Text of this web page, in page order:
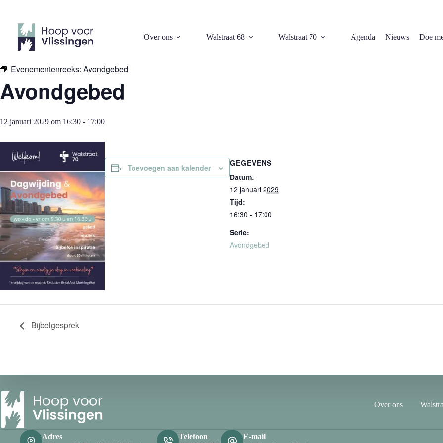
inhoud
Over ons Walstraat 68 Walstraat 70 Agenda Nieuws Doe
« Alle Evenementen
Evenementenreeks: Avondgebed
Avondgebed
12 januari 2029 om 16:30 - 17:00
Toevoegen aan kalender
GEGEVENS
Datum:
12 januari 2029
Tijd:
16:30 - 17:00
Serie:
Avondgebed
Bijbelgesprek
Over ons
Adres
Telefoon
E-mail